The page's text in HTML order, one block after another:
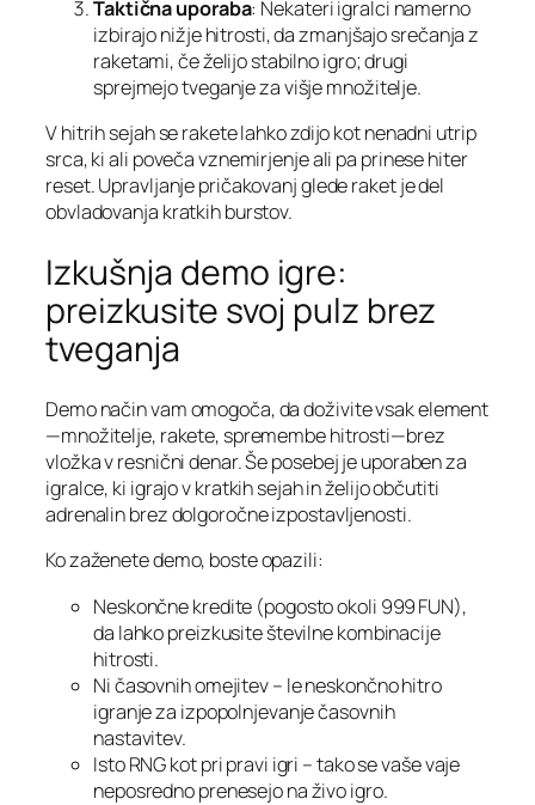
Taktična uporaba: Nekateri igralci namerno
izbirajo nižje hitrosti, da zmanjšajo srečanja z
raketami, če želijo stabilno igro; drugi
sprejmejo tveganje za višje množitelje.
V hitrih sejah se rakete lahko zdijo kot nenadni utrip
srca, ki ali poveča vznemirjenje ali pa prinese hiter
reset. Upravljanje pričakovanj glede raket je del
obvladovanja kratkih burstov.
Izkušnja demo igre:
preizkusite svoj pulz brez
tveganja
Demo način vam omogoča, da doživite vsak element
—množitelje, rakete, spremembe hitrosti—brez
vložka v resnični denar. Še posebej je uporaben za
igralce, ki igrajo v kratkih sejah in želijo občutiti
adrenalin brez dolgoročne izpostavljenosti.
Ko zaženete demo, boste opazili:
Neskončne kredite (pogosto okoli 999 FUN),
da lahko preizkusite številne kombinacije
hitrosti.
Ni časovnih omejitev – le neskončno hitro
igranje za izpopolnjevanje časovnih
nastavitev.
Isto RNG kot pri pravi igri – tako se vaše vaje
neposredno prenesejo na živo igro.